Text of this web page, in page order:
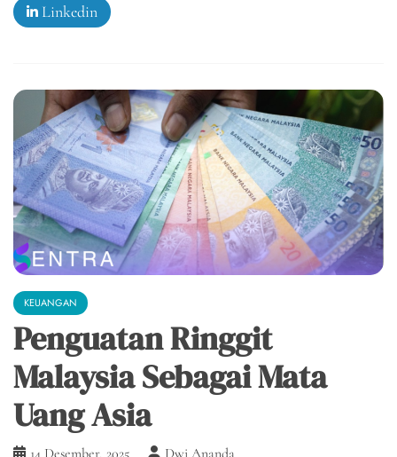
Linkedin
KEUANGAN
Penguatan Ringgit
Malaysia Sebagai Mata
Uang Asia
14 Desember, 2025 Dwi Ananda